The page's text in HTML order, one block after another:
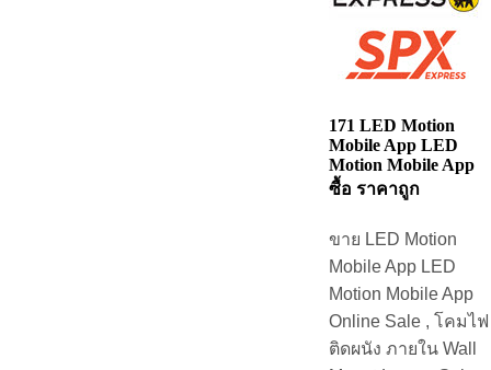
171 LED Motion
Mobile App LED
Motion Mobile App
ซื้อ ราคาถูก
ขาย LED Motion
Mobile App LED
Motion Mobile App
Online Sale , โคมไฟ
ติดผนัง ภายใน Wall